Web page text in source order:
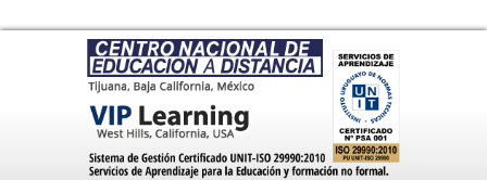
Pasar al contenido principal